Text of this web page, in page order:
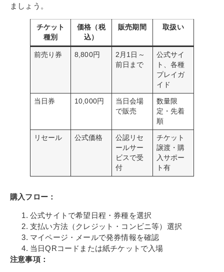
ましょう。
チケット
種別
価格（税
込）
販売期間 取扱い
前売り券 8,800円
2月1日～
前日まで
公式サイ
ト、各種
プレイガ
イド
当日券 10,000円
当日会場
で販売
数量限
定・先着
順
リセール 公式価格
公認リセ
ールサー
ビスで受
付
チケット
譲渡・購
入サポー
ト有
購入フロー：
公式サイトで希望日程・券種を選択
支払い方法（クレジット・コンビニ等）選択
マイページ・メールで発券情報を確認
当日QRコードまたは紙チケットで入場
注意事項：